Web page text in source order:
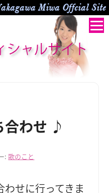
Miwa Offcial Site
シャルサイト
合わせ ♪
:歌のこと
せに行ってきま